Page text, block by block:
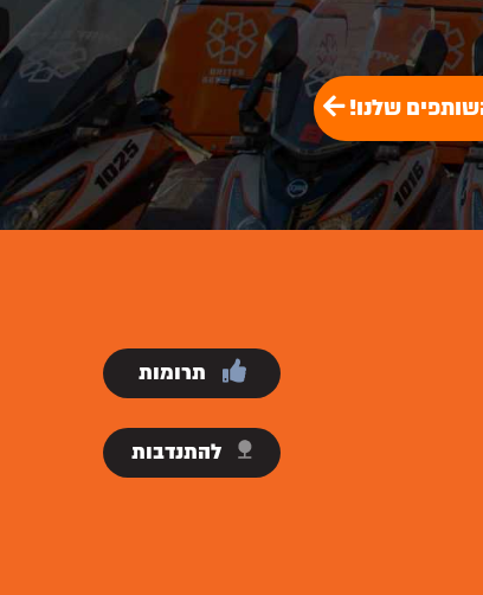
שלנו!
תרומות
להתנדבות